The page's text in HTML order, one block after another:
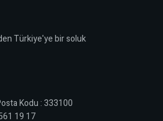
Türkiye'ye bir soluk
Kodu : 333100
19 17